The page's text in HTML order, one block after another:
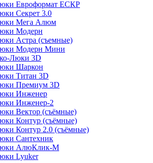
Евроформат ЕСКР
Секрет 3.0
Мега Алюм
Модерн
Астра (съемные)
Модерн Мини
Люки 3D
Шаркон
Титан 3D
Премиум 3D
Инженер
Инженер-2
Вектор (съёмные)
Контур (съёмные)
Контур 2.0 (съёмные)
Сантехник
АлюКлик-М
Lyuker